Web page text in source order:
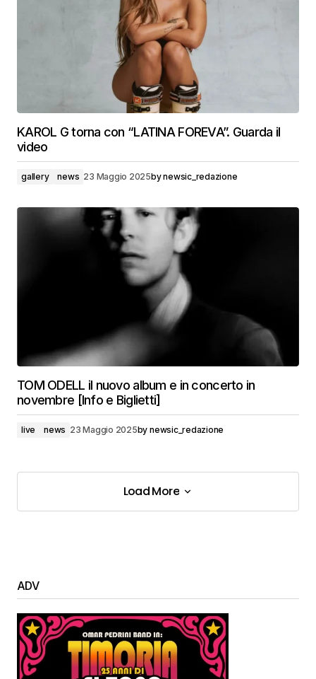
KAROL G torna con “LATINA FOREVA”. Guarda il
video
gallery news 23 Maggio 2025bynewsic_redazione
TOM ODELL il nuovo album e in concerto in
novembre [Info e Biglietti]
live news 23 Maggio 2025by newsic_redazione
Load More
Load More
ADV